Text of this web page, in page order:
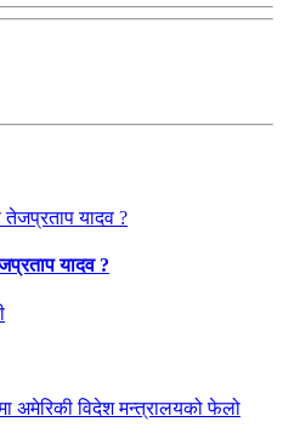
यादव ?